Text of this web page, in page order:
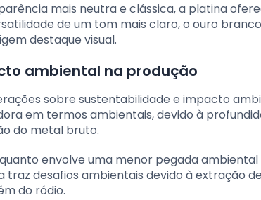
mais neutra e clássica, a platina
de um tom mais claro, o ouro
destaque visual.
ambiental na produção
sobre sustentabilidade e impacto
em termos ambientais, devido à
do metal bruto.
envolve uma menor pegada
desafios ambientais devido à extração
do ródio.